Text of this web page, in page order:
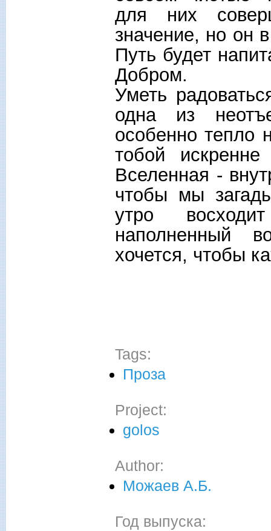
для них
значение, но он
Путь будет
Добром.
Уметь
одна из
особенно тепло
тобой
Вселенная -
чтобы мы
утро
наполненный
хочется, чтобы
Tags:
Проза
Project:
golos
Author:
Можаев А.Б.
Год выпуска: